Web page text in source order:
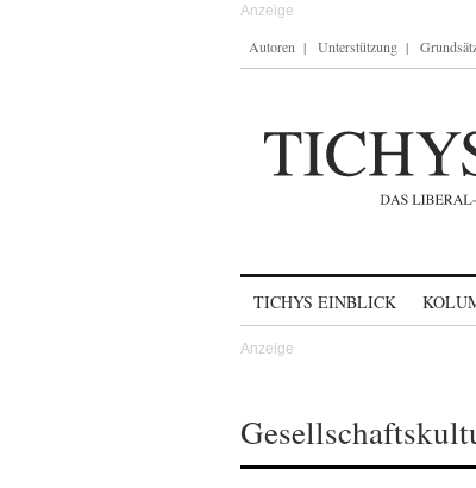
Autoren Unterstützung
TICHYS EINBLICK